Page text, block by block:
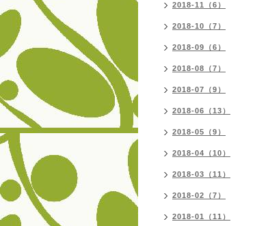
2018-11（6）
2018-10（7）
2018-09（6）
2018-08（7）
2018-07（9）
2018-06（13）
2018-05（9）
2018-04（10）
2018-03（11）
2018-02（7）
2018-01（11）